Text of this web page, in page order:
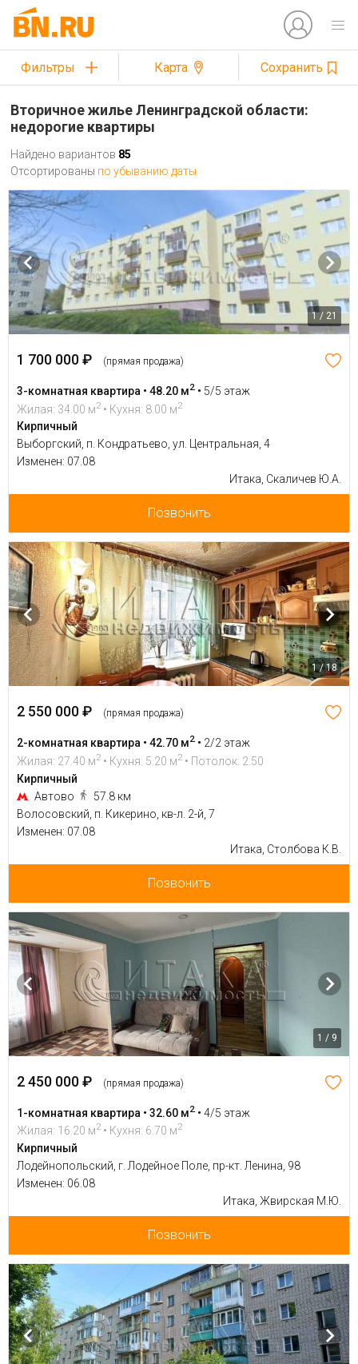
Фильтры Карта Сохранить
Вторичное жилье Ленинградской области:
недорогие квартиры
Найдено вариантов 85
Отсортированы по убыванию даты
1 / 21
1 700 000 ₽ (прямая продажа)
3-комнатная квартира • 48.20 м2 • 5/5 этаж
Жилая: 34.00 м2 • Кухня: 8.00 м2
Кирпичный
Выборгский, п. Кондратьево, ул. Центральная, 4
Изменен: 07.08
Итака, Скаличев Ю.А.
Позвонить
1 / 18
2 550 000 ₽ (прямая продажа)
2-комнатная квартира • 42.70 м2 • 2/2 этаж
Жилая: 27.40 м2 • Кухня: 5.20 м2 • Потолок: 2.50
Кирпичный
Автово
57.8 км
Волосовский, п. Кикерино, кв-л. 2-й, 7
Изменен: 07.08
Итака, Столбова К.В.
Позвонить
1 / 9
2 450 000 ₽ (прямая продажа)
1-комнатная квартира • 32.60 м2 • 4/5 этаж
Жилая: 16.20 м2 • Кухня: 6.70 м2
Кирпичный
Лодейнопольский, г. Лодейное Поле, пр-кт. Ленина, 98
Изменен: 06.08
Итака, Жвирская М.Ю.
Позвонить